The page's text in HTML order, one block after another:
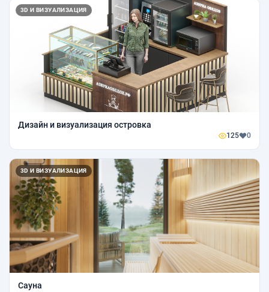
3D И ВИЗУАЛИЗАЦИЯ
Дизайн и визуализация островка
125 0
3D И ВИЗУАЛИЗАЦИЯ
Сауна